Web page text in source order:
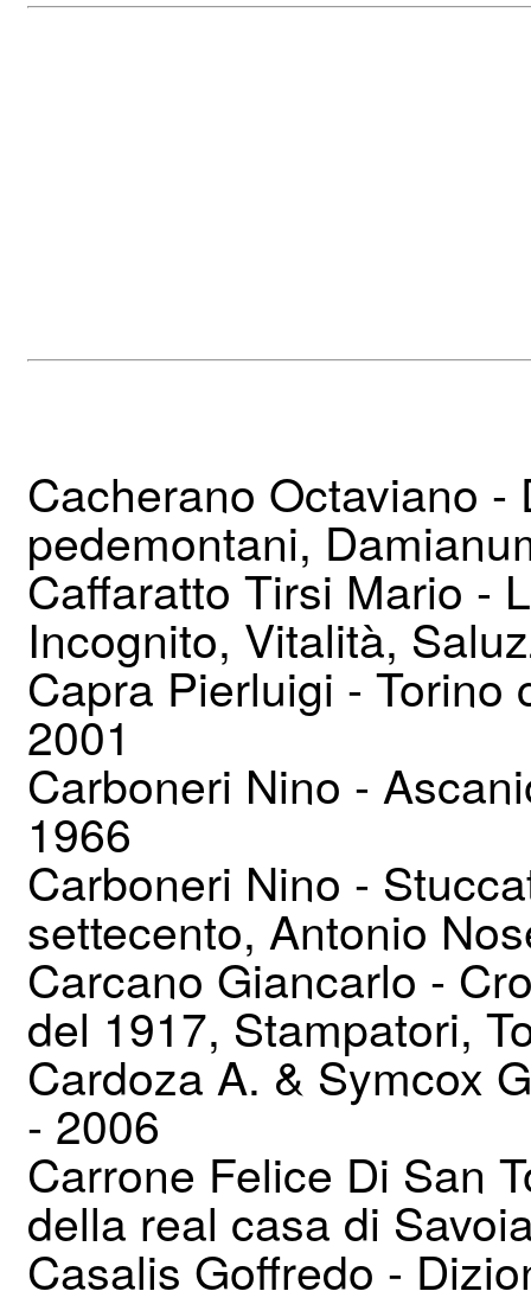
Cacherano Octaviano
pedemontani,
Caffaratto Tirsi Mario -
Incognito, Vitalità,
Capra Pierluigi - Torino
2001
Carboneri Nino -
1966
Carboneri Nino -
settecento, Antonio
Carcano Giancarlo -
del 1917, Stampatori,
Cardoza A. & Symcox
- 2006
Carrone Felice Di San
della real casa di
Casalis Goffredo -